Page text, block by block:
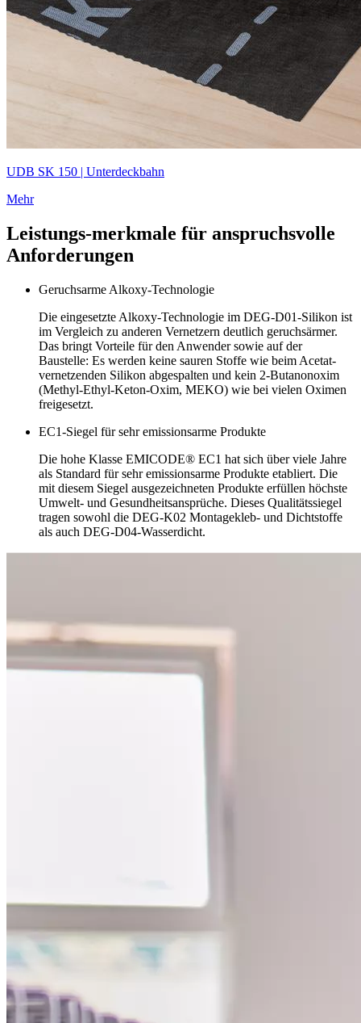
UDB SK 150 | Unterdeckbahn
Mehr
Leistungs-merkmale für anspruchsvolle
Anforderungen
Geruchsarme Alkoxy-Technologie
Die eingesetzte Alkoxy-Technologie im DEG-D01-Silikon ist
im Vergleich zu anderen Vernetzern deutlich geruchsärmer.
Das bringt Vorteile für den Anwender sowie auf der
Baustelle: Es werden keine sauren Stoffe wie beim Acetat-
vernetzenden Silikon abgespalten und kein 2-Butanonoxim
(Methyl-Ethyl-Keton-Oxim, MEKO) wie bei vielen Oximen
freigesetzt.
EC1-Siegel für sehr emissionsarme Produkte
Die hohe Klasse EMICODE® EC1 hat sich über viele Jahre
als Standard für sehr emissionsarme Produkte etabliert. Die
mit diesem Siegel ausgezeichneten Produkte erfüllen höchste
Umwelt- und Gesundheitsansprüche. Dieses Qualitätssiegel
tragen sowohl die DEG-K02 Montagekleb- und Dichtstoffe
als auch DEG-D04-Wasserdicht.